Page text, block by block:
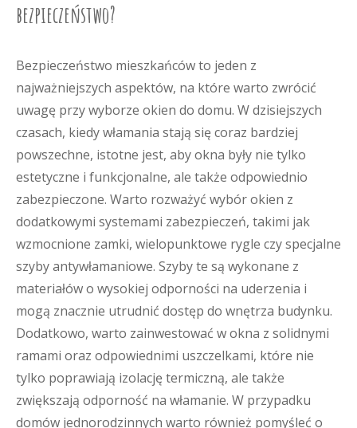
bezpieczeństwo?
Bezpieczeństwo mieszkańców to jeden z
najważniejszych aspektów, na które warto zwrócić
uwagę przy wyborze okien do domu. W dzisiejszych
czasach, kiedy włamania stają się coraz bardziej
powszechne, istotne jest, aby okna były nie tylko
estetyczne i funkcjonalne, ale także odpowiednio
zabezpieczone. Warto rozważyć wybór okien z
dodatkowymi systemami zabezpieczeń, takimi jak
wzmocnione zamki, wielopunktowe rygle czy specjalne
szyby antywłamaniowe. Szyby te są wykonane z
materiałów o wysokiej odporności na uderzenia i
mogą znacznie utrudnić dostęp do wnętrza budynku.
Dodatkowo, warto zainwestować w okna z solidnymi
ramami oraz odpowiednimi uszczelkami, które nie
tylko poprawiają izolację termiczną, ale także
zwiększają odporność na włamanie. W przypadku
domów jednorodzinnych warto również pomyśleć o